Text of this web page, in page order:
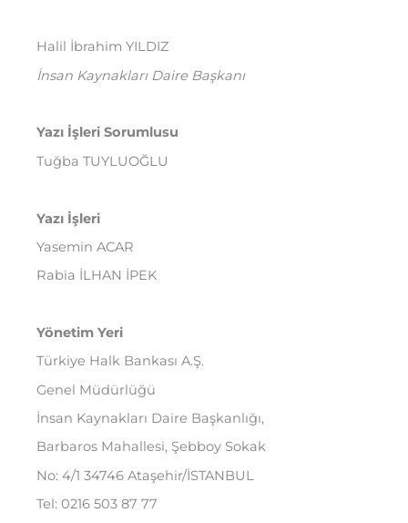
Halil İbrahim YILDIZ
İnsan Kaynakları Daire Başkanı
Yazı İşleri Sorumlusu
Tuğba TUYLUOĞLU
Yazı İşleri
Yasemin ACAR
Rabia İLHAN İPEK
Yönetim Yeri
Türkiye Halk Bankası A.Ş.
Genel Müdürlüğü
İnsan Kaynakları Daire Başkanlığı,
Barbaros Mahallesi, Şebboy Sokak
No: 4/1 34746 Ataşehir/İSTANBUL
Tel: 0216 503 87 77